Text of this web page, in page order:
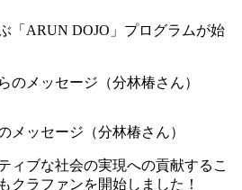
「ARUN DOJO」プログラムが始
メッセージ（分林椿さん）